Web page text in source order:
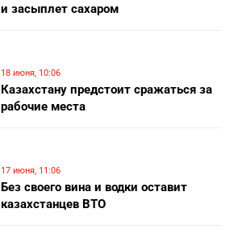
и засыплет сахаром
18 июня, 10:06
Казахстану предстоит сражаться за
рабочие места
17 июня, 11:06
Без своего вина и водки оставит
казахстанцев ВТО